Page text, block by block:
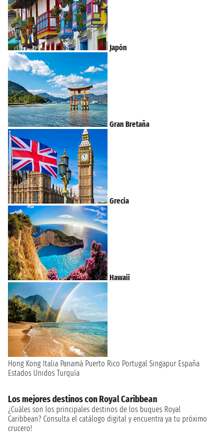
Japón
Gran Bretaña
Grecia
Hawaii
Hong Kong Italia Panamá Puerto Rico Portugal Singapur España
Estados Unidos Turquía
Los mejores destinos con Royal Caribbean
¿Cuáles son los principales destinos de los buques Royal
Caribbean? Consulta el catálogo digital y encuentra ya tu próximo
crucero!